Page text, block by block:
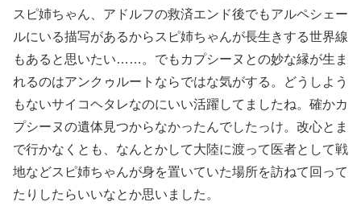
スピ姉ちゃん、アドルフの救済エンド後でもアルペシェー
ルにいる描写があるからスピ姉ちゃんが長生きする世界線
もあると思いたい……。でもカプシーヌとの妙な縁が生ま
れるのはアンクゥルートならではな気がする。どうしよう
もないサイコヘタレなのにいい活躍してましたね。確かカ
プシーヌの遺体見つからなかったんでしたっけ。改心とま
で行かなくとも、なんとかして大陸に渡って医者として戦
地などスピ姉ちゃんが身を置いていた場所を訪ねて回って
たりしたらいいなとか思いました。